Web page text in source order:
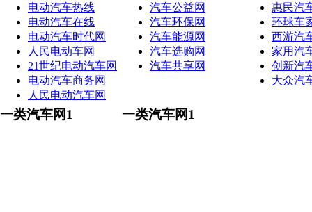
电动汽车热线
电动汽车在线
电动汽车时代网
人民电动车网
21世纪电动汽车网
电动汽车商务网
人民电动汽车网
汽车公益网
汽车环保网
汽车能源网
汽车选购网
汽车共享网
惠民汽
环球车
西游汽
家用汽
创新汽
大众汽
一类汽车网1 一类汽车网1